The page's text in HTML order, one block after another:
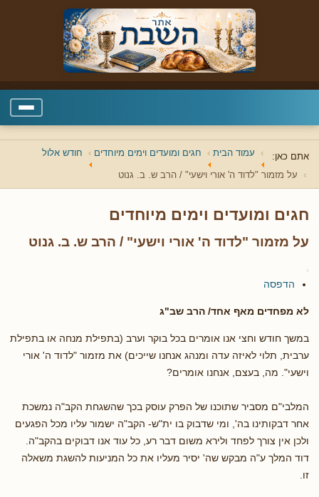
אתם כאן: עמוד הבית חגים ומועדים וימים מיוחדים חודש אלול
על מזמור "לדוד ה' אורי וישעי" / הרב ש. ב. גנוט
חגים ומועדים וימים מיוחדים
על מזמור "לדוד ה' אורי וישעי" / הרב ש. ב. גנוט
הדפסה
לא מפחדים מאף אחד/ הרב שב"ג
במשך חודש וחצי אנו אומרים בכל בוקר וערב (בתפילת מנחה או בתפילת
ערבית, תלוי לאיזה עדה ומנהג אנחנו שייכים) את מזמור "לדוד ה' אורי
וישעי". מה, בעצם, אנחנו אומרים?
המלבי"ם מסביר שתוכנו של הפרק עוסק בכך שהשגחת הקב"ה נמשכת
אחר דבקותינו בה', ומי שדבוק בו ית"ש- הקב"ה ישמור עליו מכל הפגעים
ולכן אין צורך לפחד ולירא משום דבר רע, כל עוד אנו דבוקים בהקב"ה.
דוד המלך ע"ה מבקש שה' יסיר מעליו את כל המניעות להשגת משאלה
זו.